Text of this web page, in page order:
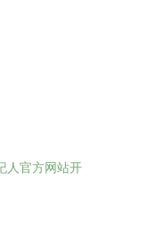
人官方网站开